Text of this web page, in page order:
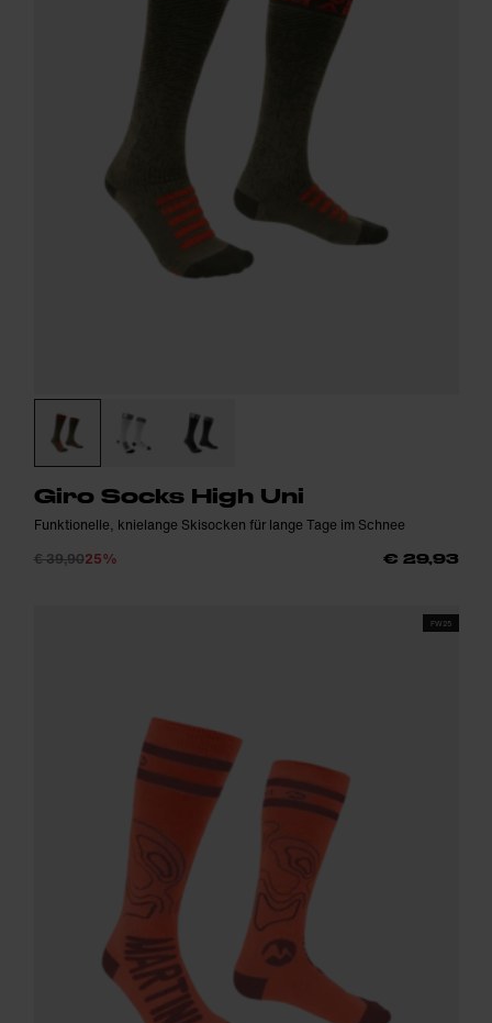
Giro Socks High Uni
Funktionelle, knielange Skisocken für lange Tage im Schnee
€ 39,9025% € 29,93
FW25